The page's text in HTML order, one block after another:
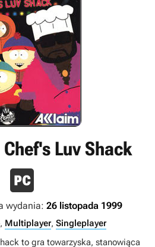
Luv Shack
wydania: 26 listopada 1999
, Multiplayer, Singleplayer
to gra towarzyska, stanowiąca